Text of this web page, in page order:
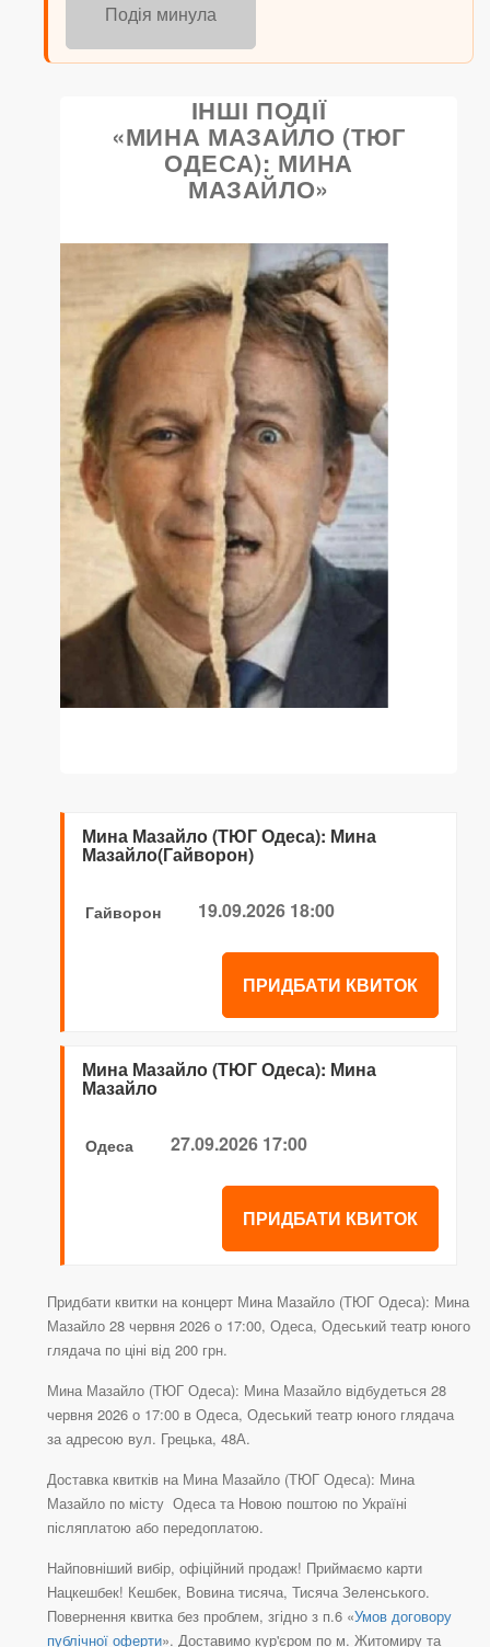
Подія минула
ІНШІ ПОДІЇ
«МИНА МАЗАЙЛО (ТЮГ
ОДЕСА): МИНА
МАЗАЙЛО»
Мина Мазайло (ТЮГ Одеса): Мина
Мазайло(Гайворон)
Гайворон 19.09.2026 18:00
ПРИДБАТИ КВИТОК
Мина Мазайло (ТЮГ Одеса): Мина
Мазайло
Одеса 27.09.2026 17:00
ПРИДБАТИ КВИТОК
Придбати квитки на концерт Мина Мазайло (ТЮГ Одеса): Мина
Мазайло 28 червня 2026 о 17:00, Одеса, Одеський театр юного
глядача по ціні від 200 грн.
Мина Мазайло (ТЮГ Одеса): Мина Мазайло відбудеться 28
червня 2026 о 17:00 в Одеса, Одеський театр юного глядача
за адресою вул. Грецька, 48А.
Доставка квитків на Мина Мазайло (ТЮГ Одеса): Мина
Мазайло по місту Одеса та Новою поштою по Україні
післяплатою або передоплатою.
Найповніший вибір, офіційний продаж! Приймаємо карти
Нацкешбек! Кешбек, Вовина тисяча, Тисяча Зеленського.
Повернення квитка без проблем, згідно з п.6 «Умов договору
публічної оферти». Доставимо кур'єром по м. Житомиру та